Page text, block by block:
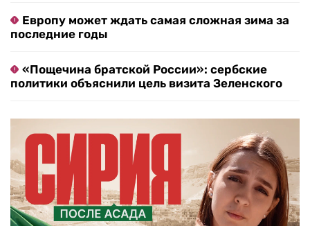
Европу может ждать самая сложная зима за
последние годы
«Пощечина братской России»: сербские
политики объяснили цель визита Зеленского